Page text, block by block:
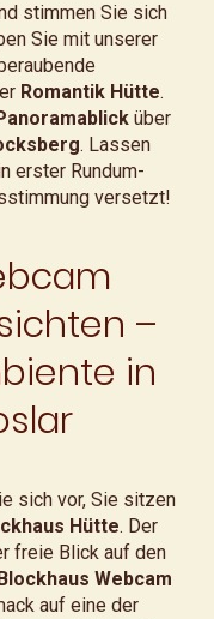
stimmen Sie sich
Sie mit unserer
Romantik Hütte.
über
. Lassen
erster Rundum-
versetzt!
–
in
sich vor, Sie sitzen
Hütte. Der
freie Blick auf den
Blockhaus Webcam
auf eine der